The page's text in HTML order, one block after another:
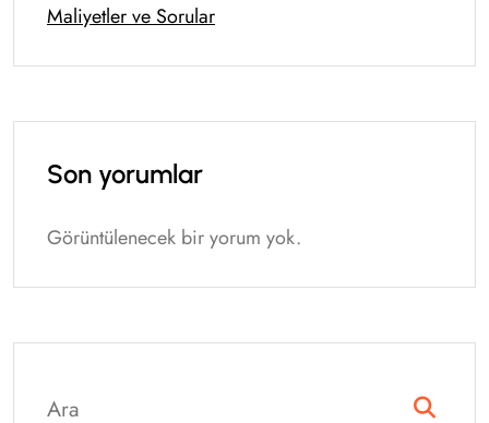
Maliyetler ve Sorular
Son yorumlar
Görüntülenecek bir yorum yok.